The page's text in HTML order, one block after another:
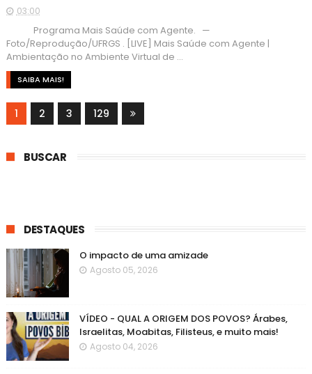
03:00
Programa Mais Saúde com Agente. —
Foto/Reprodução/UFRGS . [LIVE] Mais Saúde com Agente |
Ambientação no Ambiente Virtual de ...
SAIBA MAIS!
1 2 3 129
BUSCAR
DESTAQUES
O impacto de uma amizade
Agosto 05, 2026
VÍDEO - QUAL A ORIGEM DOS POVOS? Árabes,
Israelitas, Moabitas, Filisteus, e muito mais!
Agosto 04, 2026